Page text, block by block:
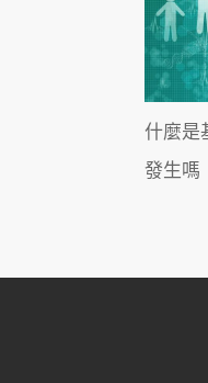
什麼是
發生嗎